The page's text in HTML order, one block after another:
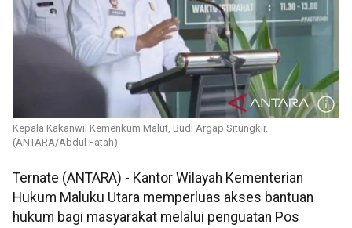
Kepala Kakanwil Kemenkum Malut, Budi Argap Situngkir.
(ANTARA/Abdul Fatah)
Ternate (ANTARA) - Kantor Wilayah Kementerian
Hukum Maluku Utara memperluas akses bantuan
hukum bagi masyarakat melalui penguatan Pos